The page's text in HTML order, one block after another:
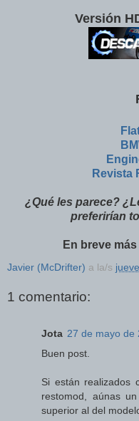
Versión
Revista
¿Qué les parece?
preferirían
En breve
Javier (McDrifter) a la/s
1 comentario:
Jota 27 de mayo de
Buen post.
Si están realizados
restomod, aúnas
superior al del